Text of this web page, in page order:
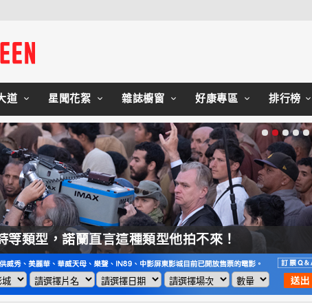
道 星聞花絮 雜誌櫥窗 好康專區 排行榜
等類型，諾蘭直言這種類型他拍不來！